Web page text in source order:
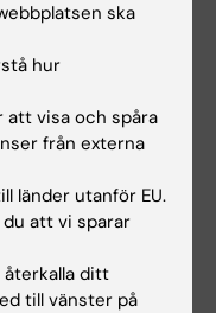
ska
hur
att visa och spåra
från externa
länder utanför EU.
att vi sparar
återkalla ditt
till vänster på